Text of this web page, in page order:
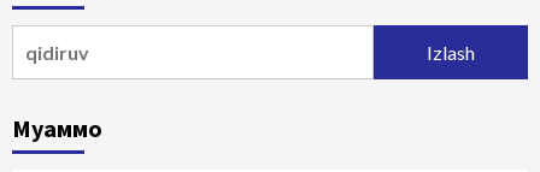
Муаммо